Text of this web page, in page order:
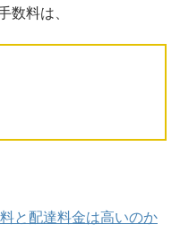
数料は、
と配達料金は高いのか